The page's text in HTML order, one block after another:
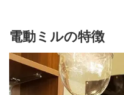
電動ミルの特徴